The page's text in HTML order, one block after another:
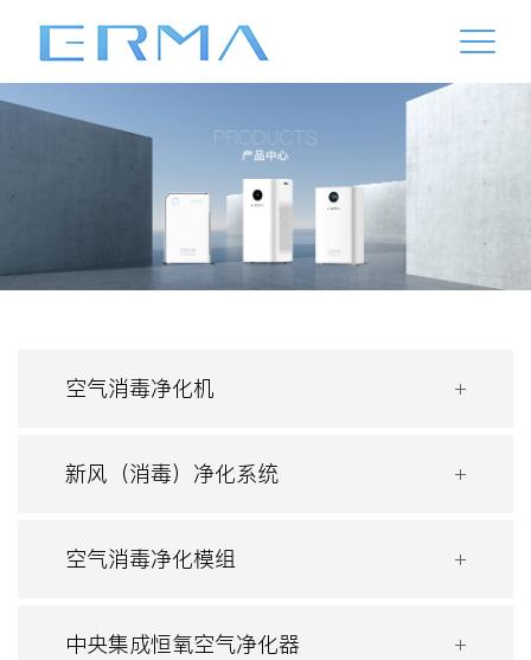
空气消毒净化机
新风（消毒）净化系统
空气消毒净化模组
中央集成恒氧空气净化器